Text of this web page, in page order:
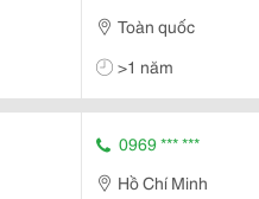
Toàn quốc
>1 năm
0969 *** ***
Hồ Chí Minh